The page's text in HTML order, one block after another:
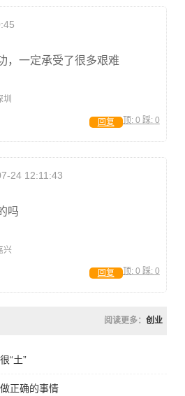
，一定承受了很多艰难
圳
顶: 0 踩: 0
回复
24 12:11:43
吗
兴
顶: 0 踩: 0
回复
阅读更多： 创业
“土”
正确的事情